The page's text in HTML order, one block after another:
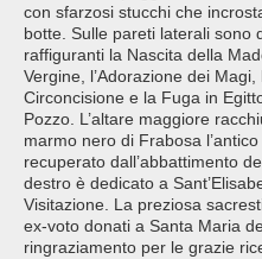
con sfarzosi stucchi che
botte. Sulle pareti laterali sono
raffiguranti la Nascita della
Vergine, l’Adorazione dei
Circoncisione e la Fuga in
Pozzo. L’altare maggiore
marmo nero di Frabosa
recuperato dall’abbattimento
destro è dedicato a
Visitazione. La preziosa
ex-voto donati a Santa Maria
ringraziamento per le grazie